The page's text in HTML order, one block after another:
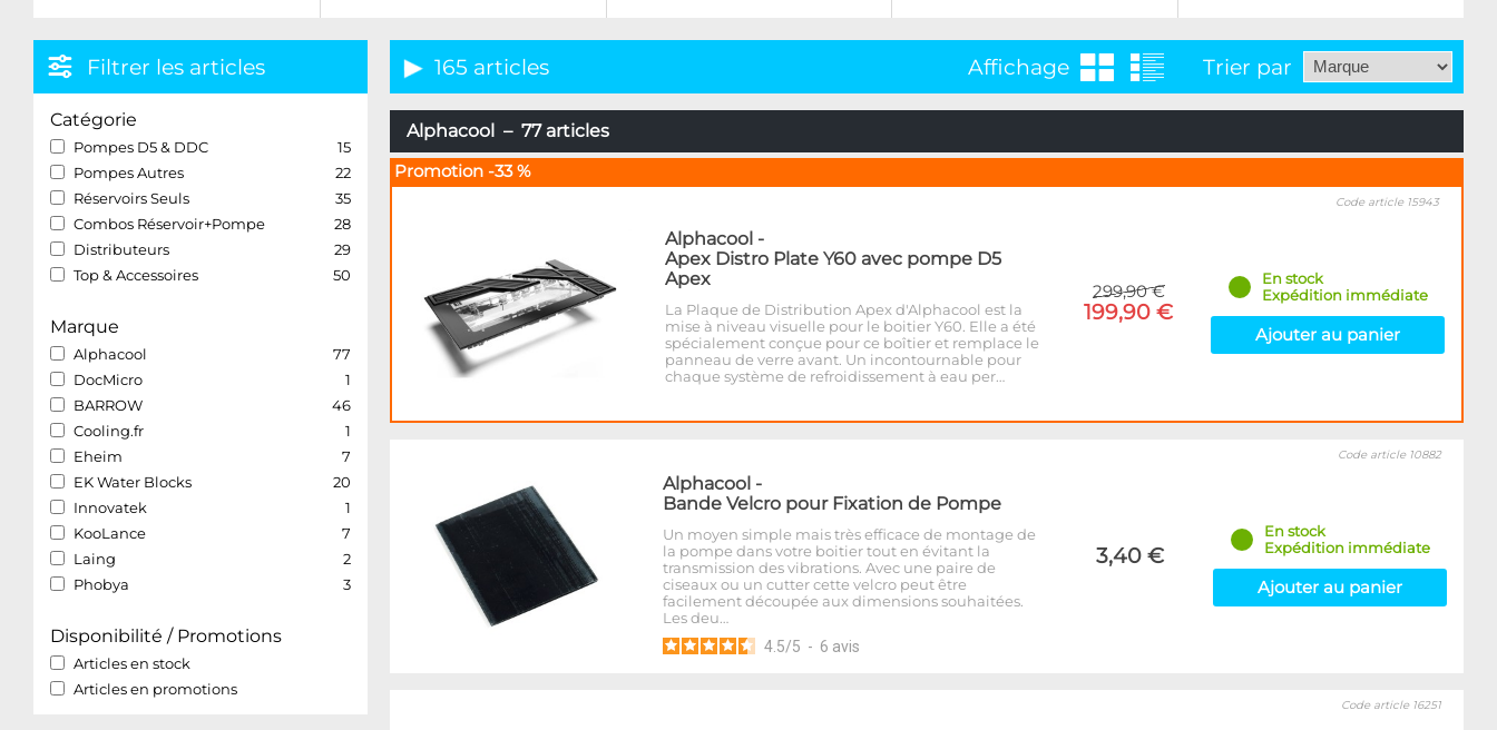
Filtrer les articles
Catégorie
Pompes D5 & DDC
15
Pompes Autres
22
Réservoirs Seuls
35
Combos Réservoir+Pompe
28
Distributeurs
29
Top & Accessoires
50
Marque
Alphacool
77
DocMicro
1
BARROW
46
Cooling.fr
1
Eheim
7
EK Water Blocks
20
Innovatek
1
KooLance
7
Laing
2
Phobya
3
Disponibilité / Promotions
Articles en stock
Articles en promotions
165 articles Affichage Trier par
Alphacool – 77 articles
Promotion -33 %
Alphacool -
Apex Distro Plate Y60 avec pompe D5
Apex
La Plaque de Distribution Apex d'Alphacool est la
mise à niveau visuelle pour le boitier Y60. Elle a été
spécialement conçue pour ce boîtier et remplace le
panneau de verre avant. Un incontournable pour
chaque système de refroidissement à eau per…
299,90 €
199,90 €
Code article 15943
En stock
Expédition immédiate
Ajouter au panier
Alphacool -
Bande Velcro pour Fixation de Pompe
Un moyen simple mais très efficace de montage de
la pompe dans votre boitier tout en évitant la
transmission des vibrations. Avec une paire de
ciseaux ou un cutter cette velcro peut être
facilement découpée aux dimensions souhaitées.
Les deu…
4.5/5 - 6 avis
3,40 €
Code article 10882
En stock
Expédition immédiate
Ajouter au panier
Code article 16251